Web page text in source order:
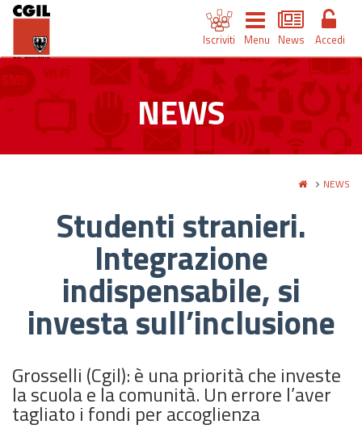
Iscriviti Menu News Accedi
NEWS
NEWS
Studenti stranieri.
Integrazione
indispensabile, si
investa sull’inclusione
Grosselli (Cgil): è una priorità che investe
la scuola e la comunità. Un errore l’aver
tagliato i fondi per accoglienza